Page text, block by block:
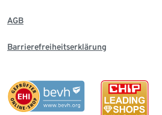
AGB
Barrierefreiheitserklärung